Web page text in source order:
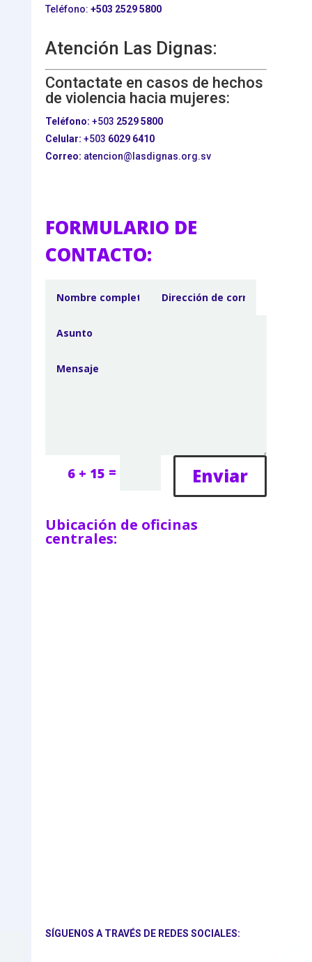
Teléfono: +503 2529 5800
Atención Las Dignas:
Contactate en casos de hechos
de violencia hacia mujeres:
Teléfono: +503 2529 5800
Celular: +503 6029 6410
Correo: atencion@lasdignas.org.sv
FORMULARIO DE
CONTACTO:
6 + 15 = Enviar
Ubicación de oficinas
centrales:
SÍGUENOS A TRAVÉS DE REDES SOCIALES: